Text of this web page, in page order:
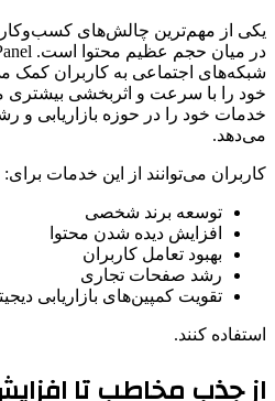
یکی از مهم‌ترین چالش‌های
شبکه‌های اجتماعی به کاربران کمک
خود را با سرعت و اثربخشی بیشتری
خدمات خود را در حوزه بازاریابی و
می‌دهد.
کاربران می‌توانند از این خدمات برای:
توسعه برند شخصی
افزایش دیده شدن محتوا
بهبود تعامل کاربران
رشد صفحات تجاری
تقویت کمپین‌های بازاریابی
استفاده کنند.